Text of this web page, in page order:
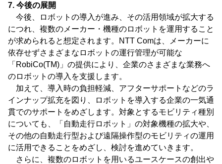
7. 今後の展開
今後、ロボットの導入が進み、その活用領域が拡大する
につれ、複数のメーカー・機種のロボットを運用すること
が求められると想定されます。NTT Comは、メーカーに
依存せずさまざまなロボットの運行管理が可能な
「RobiCo(TM)」の提供により、企業のさまざまな業務へ
のロボットの導入を支援します。
加えて、導入時の負担軽減、アフターサポートなどのラ
インナップ拡充を図り、ロボットを導入する企業の一気通
貫でのサポートをめざします。対象とするモビリティ種別
についても、「自動走行ロボット」の対象機種の拡大や、
その他の自動走行型および遠隔操作型のモビリティの運用
に活用できることをめざし、検討を進めていきます。
さらに、複数のロボットを用いるユースケースの創出や